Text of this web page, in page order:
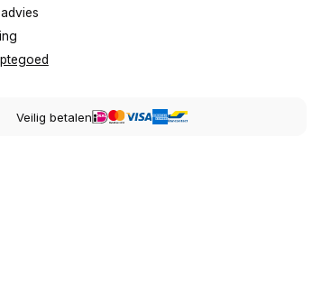
Veilig betalen